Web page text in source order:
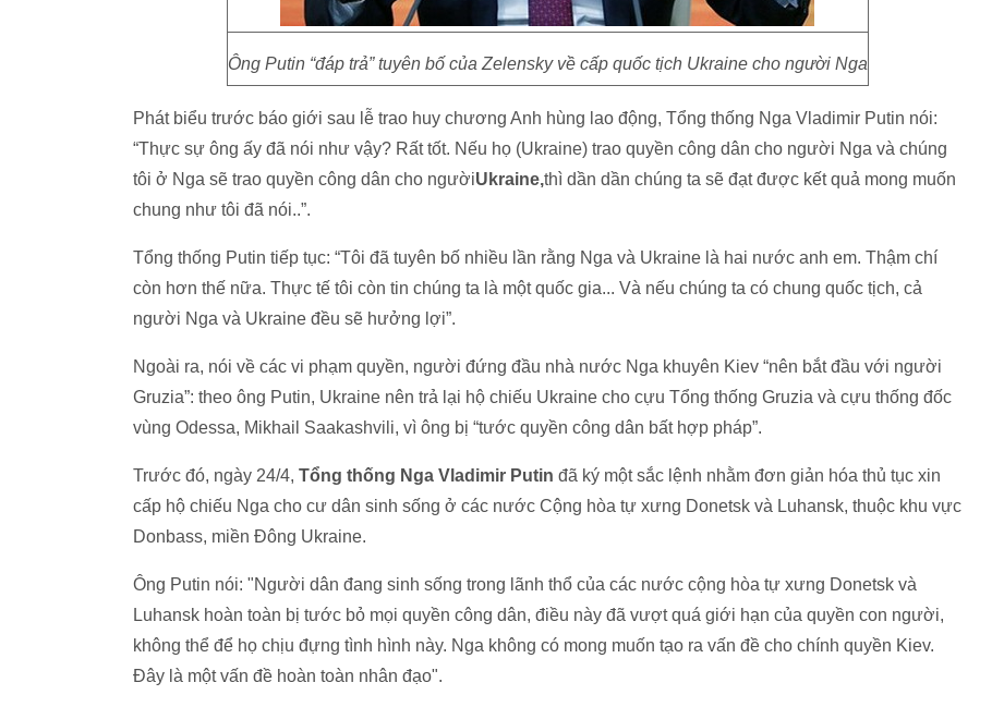
Ông Putin “đáp trả” tuyên bố của Zelensky về cấp quốc tịch Ukraine cho người Nga
Phát biểu trước báo giới sau lễ trao huy chương Anh hùng lao động, Tổng thống Nga Vladimir Putin nói:
“Thực sự ông ấy đã nói như vậy? Rất tốt. Nếu họ (Ukraine) trao quyền công dân cho người Nga và chúng
tôi ở Nga sẽ trao quyền công dân cho ngườiUkraine,thì dần dần chúng ta sẽ đạt được kết quả mong muốn
chung như tôi đã nói..”.
Tổng thống Putin tiếp tục: “Tôi đã tuyên bố nhiều lần rằng Nga và Ukraine là hai nước anh em. Thậm chí
còn hơn thế nữa. Thực tế tôi còn tin chúng ta là một quốc gia... Và nếu chúng ta có chung quốc tịch, cả
người Nga và Ukraine đều sẽ hưởng lợi”.
Ngoài ra, nói về các vi phạm quyền, người đứng đầu nhà nước Nga khuyên Kiev “nên bắt đầu với người
Gruzia”: theo ông Putin, Ukraine nên trả lại hộ chiếu Ukraine cho cựu Tổng thống Gruzia và cựu thống đốc
vùng Odessa, Mikhail Saakashvili, vì ông bị “tước quyền công dân bất hợp pháp”.
Trước đó, ngày 24/4, Tổng thống Nga Vladimir Putin đã ký một sắc lệnh nhằm đơn giản hóa thủ tục xin
cấp hộ chiếu Nga cho cư dân sinh sống ở các nước Cộng hòa tự xưng Donetsk và Luhansk, thuộc khu vực
Donbass, miền Đông Ukraine.
Ông Putin nói: "Người dân đang sinh sống trong lãnh thổ của các nước cộng hòa tự xưng Donetsk và
Luhansk hoàn toàn bị tước bỏ mọi quyền công dân, điều này đã vượt quá giới hạn của quyền con người,
không thể để họ chịu đựng tình hình này. Nga không có mong muốn tạo ra vấn đề cho chính quyền Kiev.
Đây là một vấn đề hoàn toàn nhân đạo".